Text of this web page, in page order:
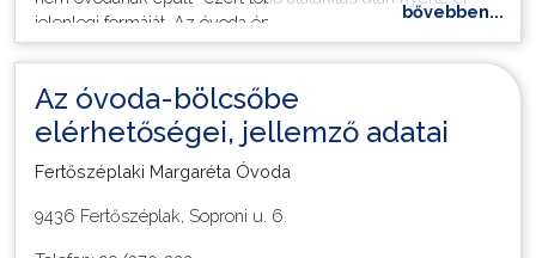
jelenlegi formáját. Az óvoda épületét a nevelési feladataink
megvalósításának figyelembevételével rendeztük be. A több
játékra, a különböző tevékenységek végzésére, az
étkeztetésre és a pihenésre. Az átalakítás során célunk volt-
a tárgyi feltételek maximális biztosításán túl- egy családias,
szeretetteljes, biztonságérzetet adó, befogadó óvoda
járnak, ahova a szülő szívesen hozza gyermekét, ahol a
bővebben...
Az óvoda-bölcsőbe
elérhetőségei, jellemző adatai
Fertőszéplaki Margaréta Óvoda
9436 Fertőszéplak, Soproni u. 6.